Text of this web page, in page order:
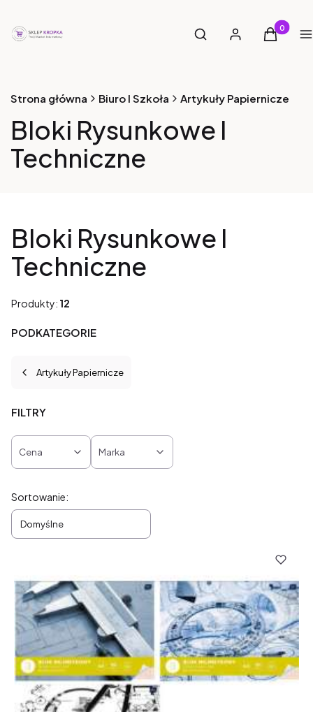
Otwórz wyszukiwarkę
Szukaj Zaloguj sięProdukty
Koszyk
Strona główna Biuro I Szkoła Artykuły Papiernicze
Bloki Rysunkowe I
Techniczne
Bloki Rysunkowe I
Techniczne
Produkty: 12
PODKATEGORIE
Artykuły Papiernicze
FILTRY
Cena Marka
Lista produktów
Sortowanie:
Domyślne